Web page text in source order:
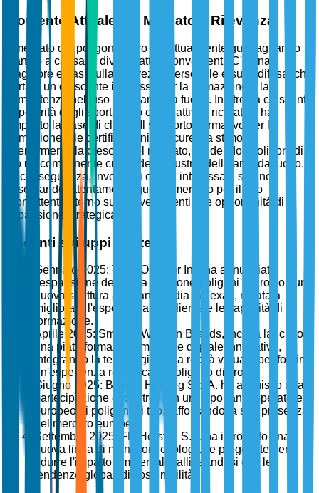
Momento Attuale del Mercato e Rilevanza
Il mercato dei poligoni di tiro sta attualmente guadagnando
slancio a causa di diversi fattori convergenti. C'è una
maggiore enfasi sulla sicurezza personale e sulla difesa, che
porta a un crescente interesse per la formazione e la
competenza nell'uso delle armi da fuoco. Inoltre, la crescente
popolarità degli sport di tiro come attività ricreativa ha
ampliato la base di clienti. Il supporto normativo per la
formazione e le certificazioni di sicurezza stimola
ulteriormente la crescita del mercato, rendendo i poligoni di
tiro un componente critico dell'industria delle armi da fuoco.
Di conseguenza, investitori e parti interessate stanno
osservando attentamente questo mercato per il suo
promettente ritorno sugli investimenti e le opportunità di
espansione strategica.
Recenti sviluppi strategici
Gennaio 2025: Vista Outdoor Inc. ha annunciato
l'espansione della sua divisione poligoni di tiro con una
nuova struttura all'avanguardia in Texas, mirata a
migliorare l'esperienza del cliente e le capacità di
formazione.
Aprile 2025: Smith & Wesson Brands, Inc. ha lanciato
una piattaforma di formazione digitale innovativa,
integrando la tecnologia della realtà virtuale per fornire
un'esperienza realistica di poligono di tiro.
Giugno 2025: Beretta Holding S.p.A. ha acquisito una
partecipazione di controllo in un importante operatore
europeo di poligoni di tiro, rafforzando la sua presenza
nel mercato europeo.
Settembre 2025: FN Herstal, S.A. ha introdotto una
nuova linea di munizioni ecologiche progettate per
ridurre l'impatto ambientale, allineandosi con le
tendenze globali di sostenibilità.